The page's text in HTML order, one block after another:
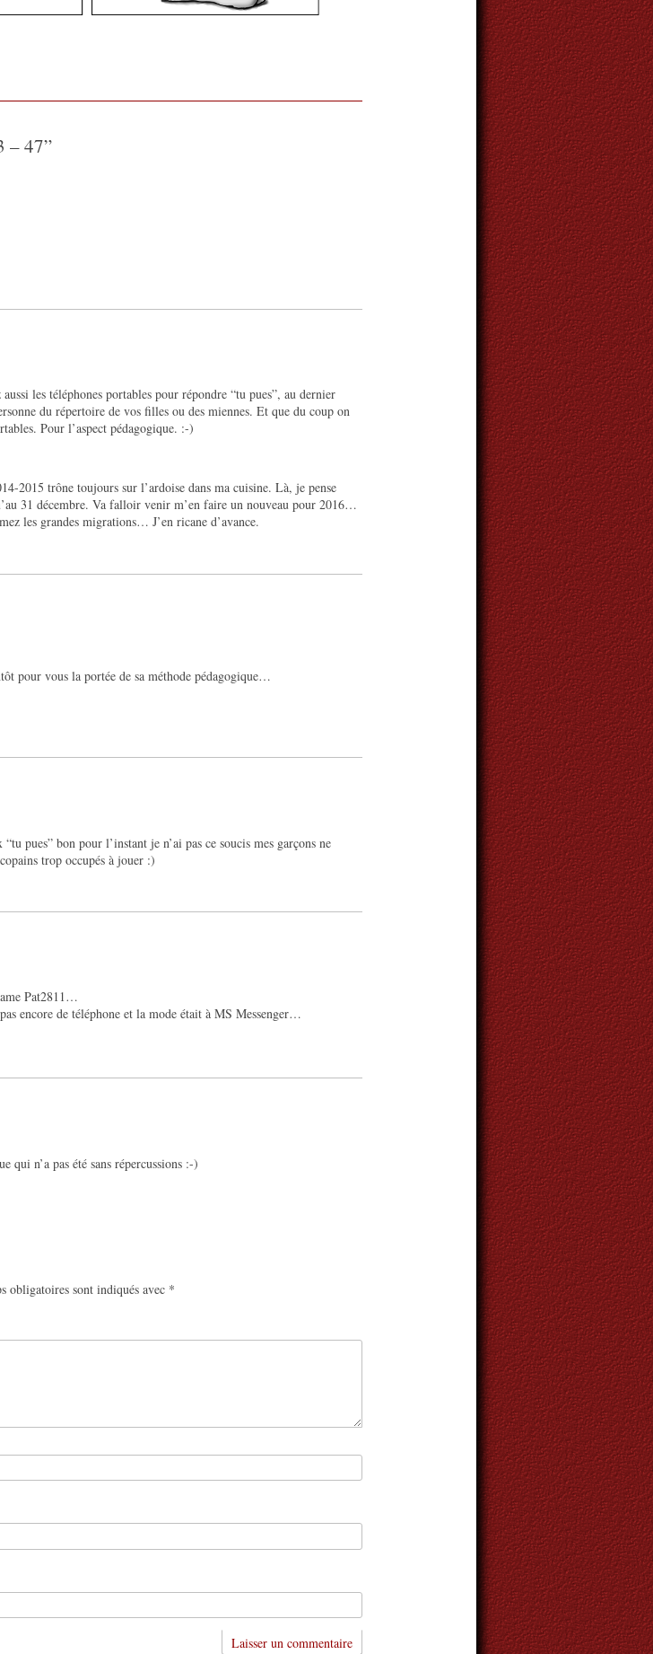
– 47”
les téléphones portables pour répondre “tu pues”, au dernier
du répertoire de vos filles ou des miennes. Et que du coup on
Pour l’aspect pédagogique. :-)
2015 trône toujours sur l’ardoise dans ma cuisine. Là, je pense
31 décembre. Va falloir venir m’en faire un nouveau pour 2016…
les grandes migrations… J’en ricane d’avance.
pour vous la portée de sa méthode pédagogique…
pues” bon pour l’instant je n’ai pas ce soucis mes garçons ne
trop occupés à jouer :)
Pat2811…
encore de téléphone et la mode était à MS Messenger…
qui n’a pas été sans répercussions :-)
obligatoires sont indiqués avec *